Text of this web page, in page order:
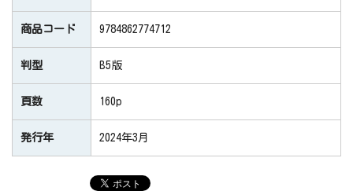
商品コード 9784862774712
判型 B5版
頁数 160p
発行年 2024年3月